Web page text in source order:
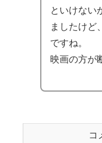
といけない
ましたけど
ですね。
映画の方が
コ